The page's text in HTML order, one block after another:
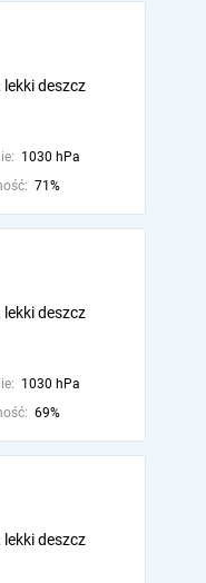
deszcz
1030 hPa
71%
deszcz
1030 hPa
69%
deszcz